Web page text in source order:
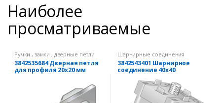
Наиболее
просматриваемые
Ручки , замки , дверные петли
3842535684 Дверная петля
для профиля 20х20 мм
Шарнирные соединения
3842543401 Шарнирное
соединение 40х40